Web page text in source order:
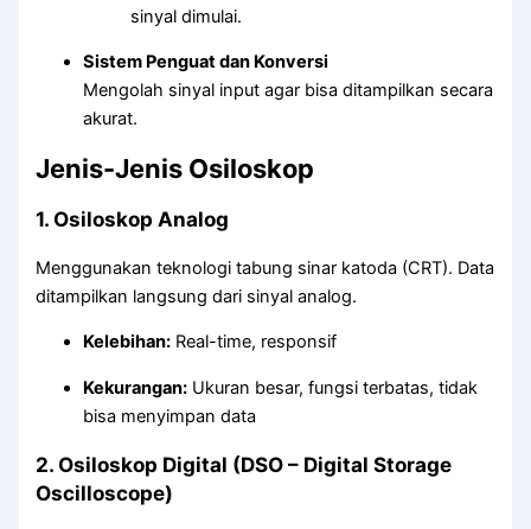
sinyal dimulai.
Sistem Penguat dan Konversi
Mengolah sinyal input agar bisa ditampilkan secara
akurat.
Jenis-Jenis Osiloskop
1. Osiloskop Analog
Menggunakan teknologi tabung sinar katoda (CRT). Data
ditampilkan langsung dari sinyal analog.
Kelebihan: Real-time, responsif
Kekurangan: Ukuran besar, fungsi terbatas, tidak
bisa menyimpan data
2. Osiloskop Digital (DSO – Digital Storage
Oscilloscope)